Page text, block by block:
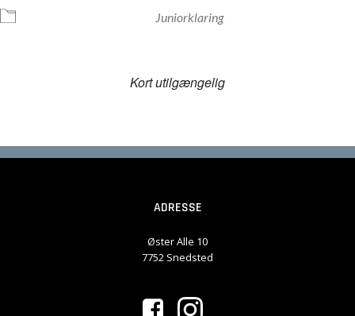
Juniorklaring
Kort utilgængelig
ADRESSE
Øster Alle 10
7752 Snedsted